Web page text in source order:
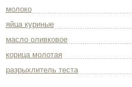
молоко
яйца куриные
масло оливковое
корица молотая
разрыхлитель теста